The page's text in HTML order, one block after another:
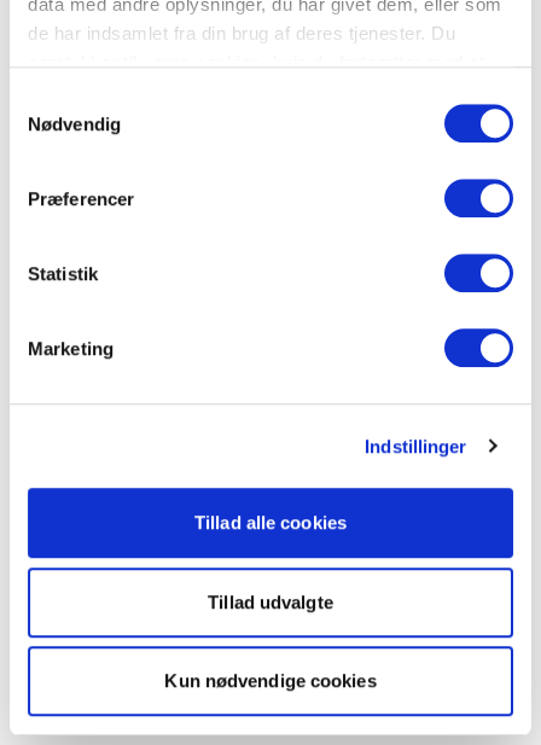
de har indsamlet fra din brug af deres tjenester. Du
Nødvendig
Præferencer
Statistik
Marketing
Indstillinger
Tillad alle cookies
Tillad udvalgte
Kun nødvendige cookies